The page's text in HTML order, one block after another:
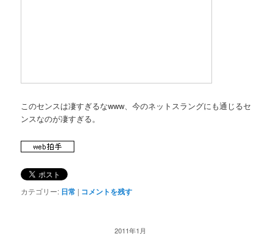
このセンスは凄すぎるなwww、今のネットスラングにも通じるセ
ンスなのが凄すぎる。
カテゴリー: 日常 | コメントを残す
2011年1月